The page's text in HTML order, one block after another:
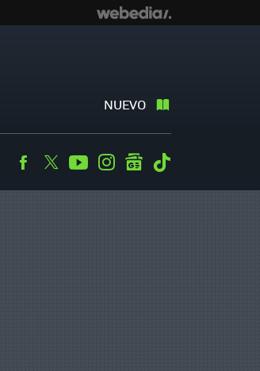
NUEVO
Facebook
TwitterYoutubeInstagramgooglenews